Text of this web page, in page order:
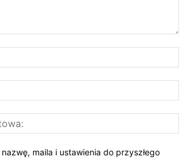
maila i ustawienia do przyszłego